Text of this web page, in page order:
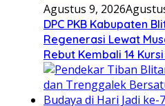
Agustus 9, 2026
DPC PKB Kabupaten
Regenerasi Lewat
Rebut Kembali 14 Kursi